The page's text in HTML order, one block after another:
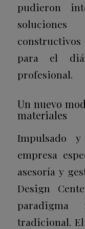
pudieron
para el
profesional.
Un nuevo
materiales
Impulsado
empresa
asesoría y
Design
paradigma
tradicional.